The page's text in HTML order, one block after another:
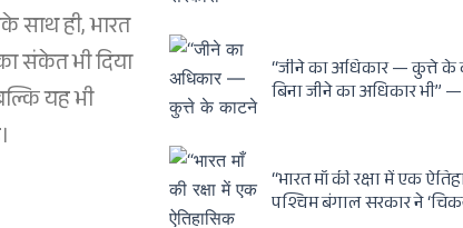
साथ ही, भारत
संकेत भी दिया
यह भी
हवेली, बल्लीगंज का फर्न रोड
पप्पू’ से संबंध, रेत तस्करी में
गिरफ्तार किया
“जीने का अधिकार — कुत्ते
बिना जीने का अधिकार भी” —
का अधिकार, खतरनाक और
कुत्तों को इच्छामृत्यु की
कड़े निर्देश
“भारत माँ की रक्षा में एक
पश्चिम बंगाल सरकार ने